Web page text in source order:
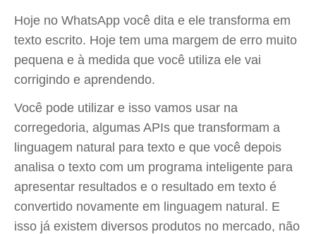
Hoje no WhatsApp você dita e ele transforma em
texto escrito. Hoje tem uma margem de erro muito
pequena e à medida que você utiliza ele vai
corrigindo e aprendendo.
Você pode utilizar e isso vamos usar na
corregedoria, algumas APIs que transformam a
linguagem natural para texto e que você depois
analisa o texto com um programa inteligente para
apresentar resultados e o resultado em texto é
convertido novamente em linguagem natural. E
isso já existem diversos produtos no mercado, não